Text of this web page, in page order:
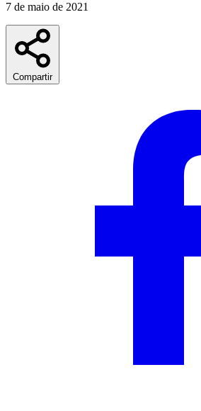
7 de maio de 2021
Compartir